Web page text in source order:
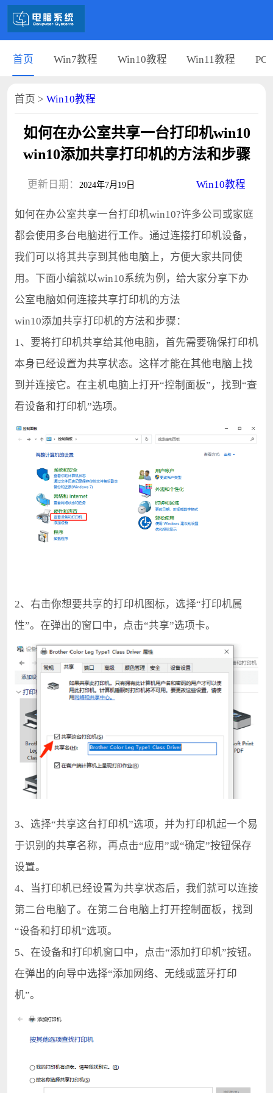
首页 Win7教程 Win10教程 Win11教程 PC
首页 > Win10教程
如何在办公室共享一台打印机win10
win10添加共享打印机的方法和步骤
更新日期： 2024年7月19日 Win10教程
如何在办公室共享一台打印机win10?许多公司或家庭
都会使用多台电脑进行工作。通过连接打印机设备，
我们可以将其共享到其他电脑上，方便大家共同使
用。下面小编就以win10系统为例，给大家分享下办
公室电脑如何连接共享打印机的方法
win10添加共享打印机的方法和步骤：
1、要将打印机共享给其他电脑，首先需要确保打印机
本身已经设置为共享状态。这样才能在其他电脑上找
到并连接它。在主机电脑上打开“控制面板”，找到“查
看设备和打印机”选项。
2、右击你想要共享的打印机图标，选择“打印机属
性”。在弹出的窗口中，点击“共享”选项卡。
3、选择“共享这台打印机”选项，并为打印机起一个易
于识别的共享名称，再点击“应用”或“确定”按钮保存
设置。
4、当打印机已经设置为共享状态后，我们就可以连接
第二台电脑了。在第二台电脑上打开控制面板，找到
“设备和打印机”选项。
5、在设备和打印机窗口中，点击“添加打印机”按钮。
在弹出的向导中选择“添加网络、无线或蓝牙打印
机”。